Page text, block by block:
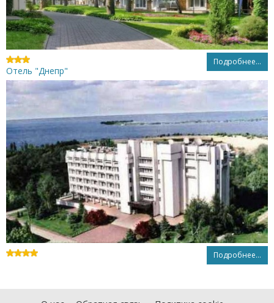
Подробнее...
Отель "Днепр"
Подробнее...